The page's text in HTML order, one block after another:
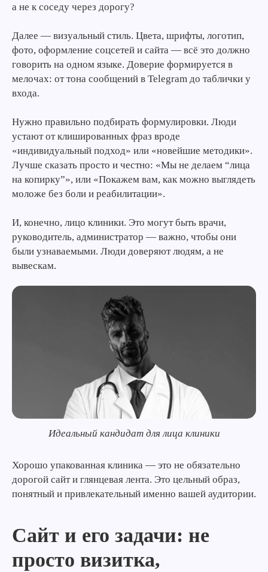
а не к соседу через дорогу?
Далее — визуальный стиль. Цвета, шрифты, логотип,
фото, оформление соцсетей и сайта — всё это должно
говорить на одном языке. Доверие формируется в
мелочах: от тона сообщений в Telegram до таблички у
входа.
Нужно правильно подбирать формулировки. Люди
устают от клишированных фраз вроде
«индивидуальный подход» или «новейшие методики».
Лучше сказать просто и честно: «Мы не делаем “лица
на копирку”», или «Покажем вам, как можно выглядеть
моложе без боли и реабилитации».
И, конечно, лицо клиники. Это могут быть врачи,
руководитель, администратор — важно, чтобы они
были узнаваемыми. Люди доверяют людям, а не
вывескам.
Идеальный кандидат для лица клиники
Хорошо упакованная клиника — это не обязательно
дорогой сайт и глянцевая лента. Это цельный образ,
понятный и привлекательный именно вашей аудитории.
Сайт и его задачи: не
просто визитка,